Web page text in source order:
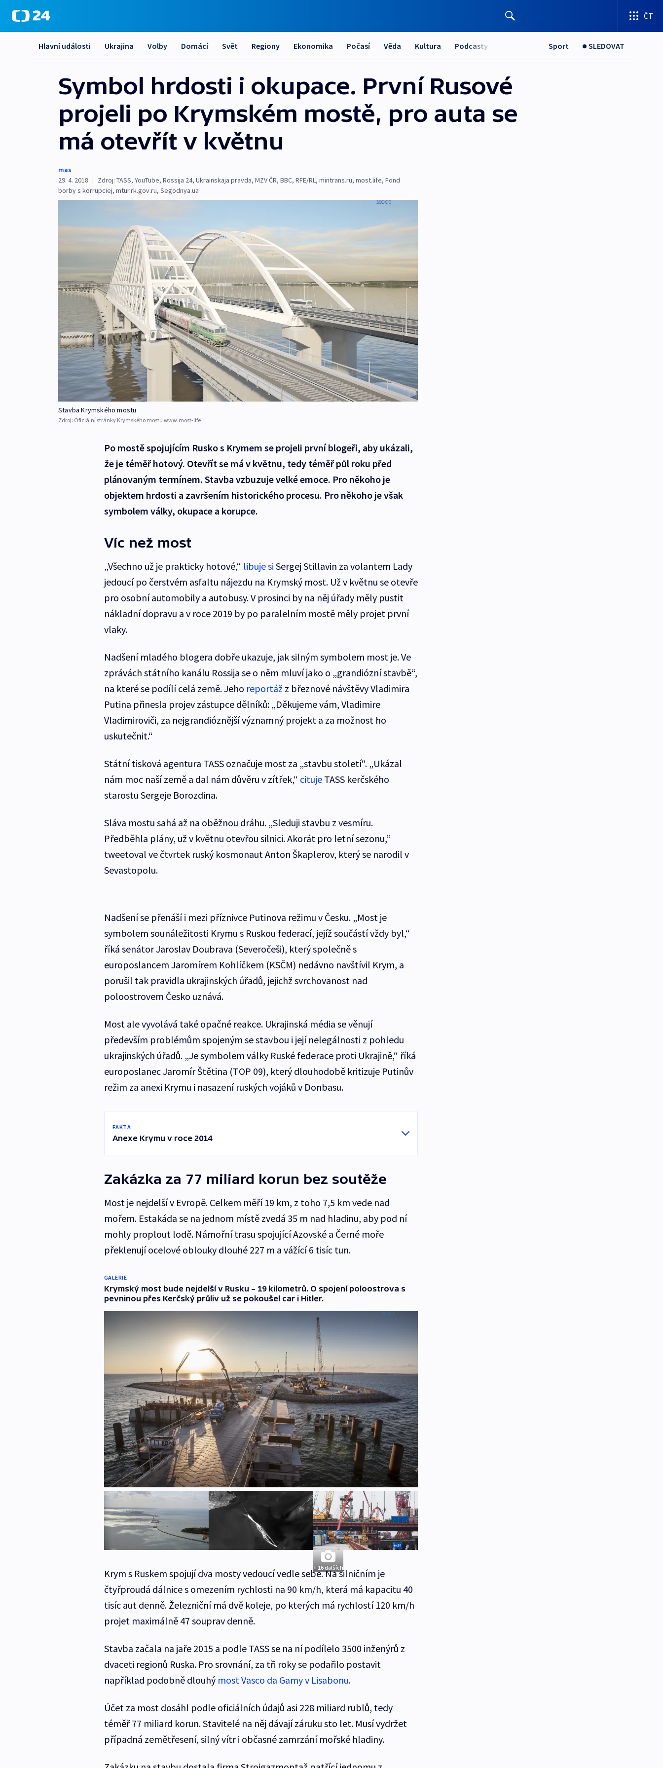
ČT
Hlavní události Ukrajina Volby Domácí Svět Regiony Ekonomika Počasí Věda Kultura Podcasty Sport SLEDOVAT
Symbol hrdosti i okupace. První Rusové
projeli po Krymském mostě, pro auta se
má otevřít v květnu
mas
29. 4. 2018 | Zdroj: TASS, YouTube, Rossija 24, Ukrainskaja pravda, MZV ČR, BBC, RFE/RL, mintrans.ru, most.life, Fond
borby s korrupciej, mtur.rk.gov.ru, Segodnya.ua
Stavba Krymského mostu
Zdroj: Oficiální stránky Krymského mostu www.most-life
Po mostě spojujícím Rusko s Krymem se projeli první blogeři, aby ukázali,
že je téměř hotový. Otevřít se má v květnu, tedy téměř půl roku před
plánovaným termínem. Stavba vzbuzuje velké emoce. Pro někoho je
objektem hrdosti a završením historického procesu. Pro někoho je však
symbolem války, okupace a korupce.
Víc než most
„Všechno už je prakticky hotové,“ libuje si Sergej Stillavin za volantem Lady
jedoucí po čerstvém asfaltu nájezdu na Krymský most. Už v květnu se otevře
pro osobní automobily a autobusy. V prosinci by na něj úřady měly pustit
nákladní dopravu a v roce 2019 by po paralelním mostě měly projet první
vlaky.
Nadšení mladého blogera dobře ukazuje, jak silným symbolem most je. Ve
zprávách státního kanálu Rossija se o něm mluví jako o „grandiózní stavbě“,
na které se podílí celá země. Jeho reportáž z březnové návštěvy Vladimira
Putina přinesla projev zástupce dělníků: „Děkujeme vám, Vladimire
Vladimiroviči, za nejgrandióznější významný projekt a za možnost ho
uskutečnit.“
Státní tisková agentura TASS označuje most za „stavbu století“. „Ukázal
nám moc naší země a dal nám důvěru v zítřek,“ citujeTASS kerčského
starostu Sergeje Borozdina.
Sláva mostu sahá až na oběžnou dráhu. „Sleduji stavbu z vesmíru.
Předběhla plány, už v květnu otevřou silnici. Akorát pro letní sezonu,“
tweetoval ve čtvrtek ruský kosmonaut Anton Škaplerov, který se narodil v
Sevastopolu.
Nadšení se přenáší i mezi příznivce Putinova režimu v Česku. „Most je
symbolem sounáležitosti Krymu s Ruskou federací, jejíž součástí vždy byl,“
říká senátor Jaroslav Doubrava (Severočeši), který společně s
europoslancem Jaromírem Kohlíčkem (KSČM) nedávno navštívil Krym, a
porušil tak pravidla ukrajinských úřadů, jejichž svrchovanost nad
poloostrovem Česko uznává.
Most ale vyvolává také opačné reakce. Ukrajinská média se věnují
především problémům spojeným se stavbou i její nelegálnosti z pohledu
ukrajinských úřadů. „Je symbolem války Ruské federace proti Ukrajině,“ říká
europoslanec Jaromír Štětina (TOP 09), který dlouhodobě kritizuje Putinův
režim za anexi Krymu i nasazení ruských vojáků v Donbasu.
FAKTA
Anexe Krymu v roce 2014
Zakázka za 77 miliard korun bez soutěže
Most je nejdelší v Evropě. Celkem měří 19 km, z toho 7,5 km vede nad
mořem. Estakáda se na jednom místě zvedá 35 m nad hladinu, aby pod ní
mohly proplout lodě. Námořní trasu spojující Azovské a Černé moře
překlenují ocelové oblouky dlouhé 227 m a vážící 6 tisíc tun.
GALERIE
Krymský most bude nejdelší v Rusku – 19 kilometrů. O spojení poloostrova s
pevninou přes Kerčský průliv už se pokoušel car i Hitler.
+ 16 dalších
Krym s Ruskem spojují dva mosty vedoucí vedle sebe. Na silničním je
čtyřproudá dálnice s omezením rychlosti na 90 km/h, která má kapacitu 40
tisíc aut denně. Železniční má dvě koleje, po kterých má rychlostí 120 km/h
projet maximálně 47 souprav denně.
Stavba začala na jaře 2015 a podle TASS se na ní podílelo 3500 inženýrů z
dvaceti regionů Ruska. Pro srovnání, za tři roky se podařilo postavit
například podobně dlouhý most Vasco da Gamy v Lisabonu.
Účet za most dosáhl podle oficiálních údajů asi 228 miliard rublů, tedy
téměř 77 miliard korun. Stavitelé na něj dávají záruku sto let. Musí vydržet
případná zemětřesení, silný vítr i občasné zamrzání mořské hladiny.